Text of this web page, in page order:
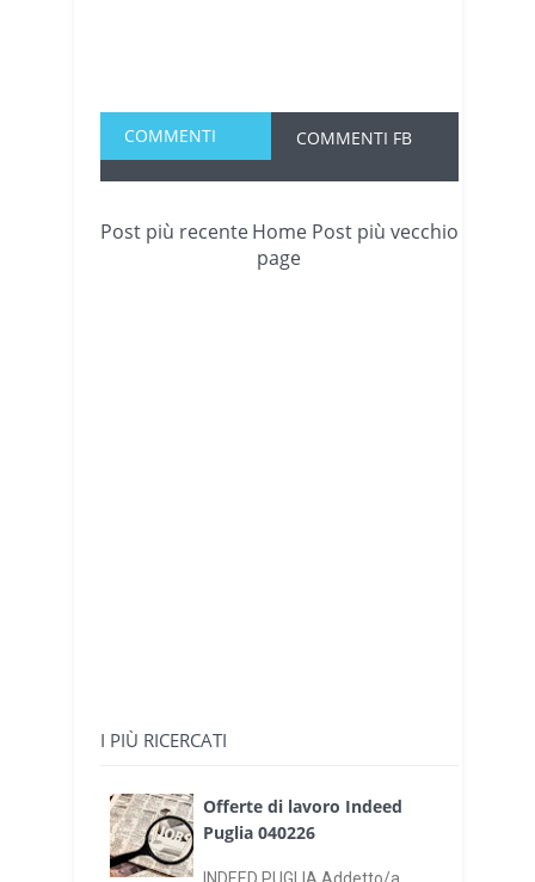
COMMENTI COMMENTI FB
Post più recente Post più vecchio
Home
page
I PIÙ RICERCATI
Offerte di lavoro Indeed
Puglia 040226